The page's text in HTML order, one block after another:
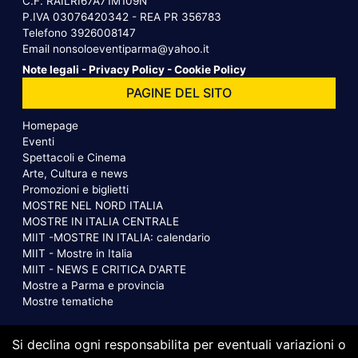
P.IVA 03076420342 - REA PR 356783
Telefono 3926008147
Email nonsoloeventiparma@yahoo.it
Note legali -Privacy Policy -Cookie Policy
PAGINE DEL SITO
Homepage
Eventi
Spettacoli e Cinema
Arte, Cultura e news
Promozioni e biglietti
MOSTRE NEL NORD ITALIA
MOSTRE IN ITALIA CENTRALE
MIIT -MOSTRE IN ITALIA: calendario
MIIT - Mostre in Italia
MIIT - NEWS E CRITICA D'ARTE
Mostre a Parma e provincia
Mostre tematiche
Si declina ogni responsabilita per eventuali variazioni o